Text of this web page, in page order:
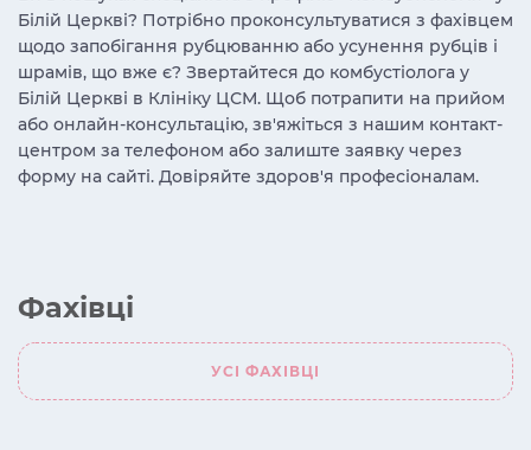
Білій Церкві? Потрібно проконсультуватися з фахівцем
щодо запобігання рубцюванню або усунення рубців і
шрамів, що вже є? Звертайтеся до комбустіолога у
Білій Церкві в Клініку ЦСМ. Щоб потрапити на прийом
або онлайн-консультацію, зв'яжіться з нашим контакт-
центром за телефоном або залиште заявку через
форму на сайті. Довіряйте здоров'я професіоналам.
Фахівці
УСІ ФАХІВЦІ